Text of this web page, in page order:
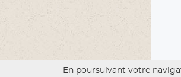
En poursuivant votre